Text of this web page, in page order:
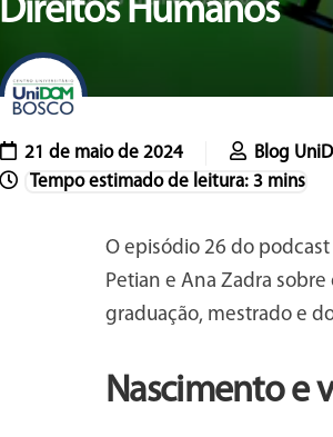
Direitos Humanos
21 de maio de 2024 Blog
O episódio 26 do
Petian e Ana Zadra sobre
graduação, mestrado e
Nascimento e